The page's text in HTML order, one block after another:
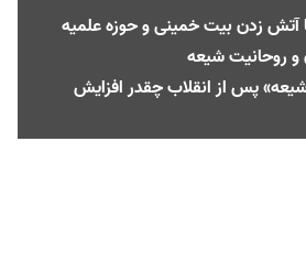
و روحانیت شیعه
پس از انقلاب چقدر افزایش